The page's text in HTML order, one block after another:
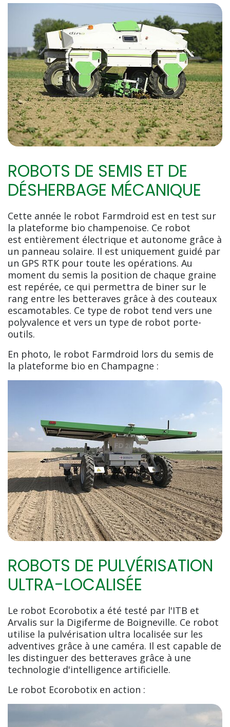
ROBOTS DE SEMIS ET DE
DÉSHERBAGE MÉCANIQUE
Cette année le robot Farmdroid est en test sur
la plateforme bio champenoise. Ce robot
est entièrement électrique et autonome grâce à
un panneau solaire. Il est uniquement guidé par
un GPS RTK pour toute les opérations. Au
moment du semis la position de chaque graine
est repérée, ce qui permettra de biner sur le
rang entre les betteraves grâce à des couteaux
escamotables. Ce type de robot tend vers une
polyvalence et vers un type de robot porte-
outils.
En photo, le robot Farmdroid lors du semis de
la plateforme bio en Champagne :
ROBOTS DE PULVÉRISATION
ULTRA-LOCALISÉE
Le robot Ecorobotix a été testé par l'ITB et
Arvalis sur la Digiferme de Boigneville. Ce robot
utilise la pulvérisation ultra localisée sur les
adventives grâce à une caméra. Il est capable de
les distinguer des betteraves grâce à une
technologie d'intelligence artificielle.
Le robot Ecorobotix en action :